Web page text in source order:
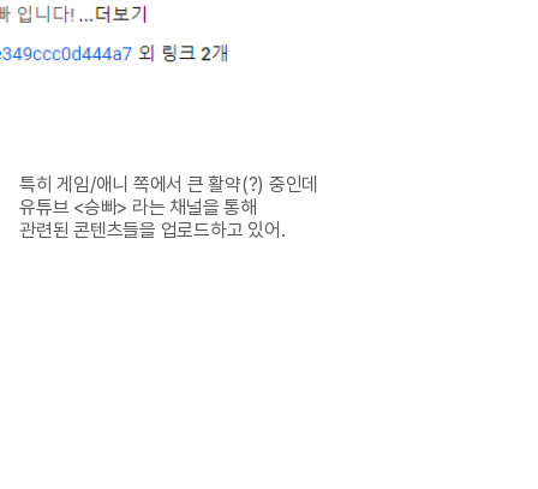
특히 게임/애니 쪽에서 큰 활약(?) 중인데
유튜브 <승빠> 라는 채널을 통해
관련된 콘텐츠들을 업로드하고 있어.